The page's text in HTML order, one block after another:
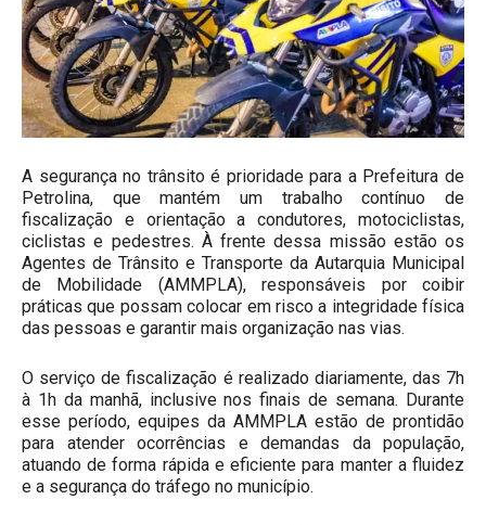
A segurança no trânsito é prioridade para a Prefeitura de
Petrolina, que mantém um trabalho contínuo de
fiscalização e orientação a condutores, motociclistas,
ciclistas e pedestres. À frente dessa missão estão os
Agentes de Trânsito e Transporte da Autarquia Municipal
de Mobilidade (AMMPLA), responsáveis por coibir
práticas que possam colocar em risco a integridade física
das pessoas e garantir mais organização nas vias.
O serviço de fiscalização é realizado diariamente, das 7h
à 1h da manhã, inclusive nos finais de semana. Durante
esse período, equipes da AMMPLA estão de prontidão
para atender ocorrências e demandas da população,
atuando de forma rápida e eficiente para manter a fluidez
e a segurança do tráfego no município.